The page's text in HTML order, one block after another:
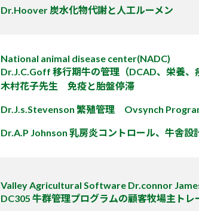
Dr.Hoover 炭水化物代謝と人工ルーメン
National animal disease center(NADC)
Dr.J.C.Goff 移行期牛の管理（DCAD、栄養、
木村花子先生 免疫と胎盤停滞
Dr.J.s.Stevenson 繁殖管理 Ovsynch
Dr.A.P Johnson 乳房炎コントロール、牛舎設
Valley Agricultural Software Dr.connor
DC305 牛群管理プログラムの顧客牧場主トレ